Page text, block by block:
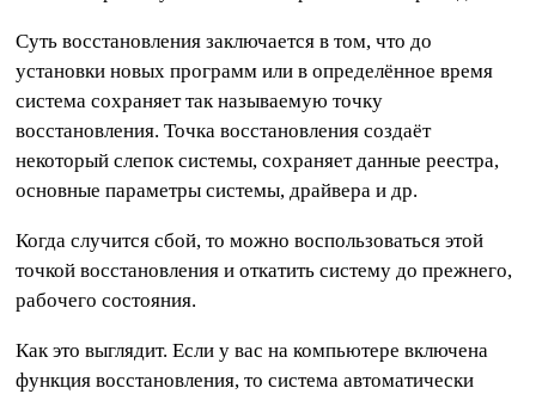
Суть восстановления заключается в том, что до
установки новых программ или в определённое время
система сохраняет так называемую точку
восстановления. Точка восстановления создаёт
некоторый слепок системы, сохраняет данные реестра,
основные параметры системы, драйвера и др.
Когда случится сбой, то можно воспользоваться этой
точкой восстановления и откатить систему до прежнего,
рабочего состояния.
Как это выглядит. Если у вас на компьютере включена
функция восстановления, то система автоматически